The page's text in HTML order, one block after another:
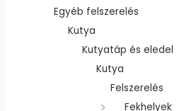
Egyéb felszerelés
Kutya
Kutyatáp és eledel
Kutya
Felszerelés
Fekhelyek